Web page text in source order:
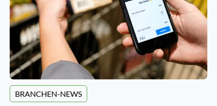
BRANCHEN-NEWS